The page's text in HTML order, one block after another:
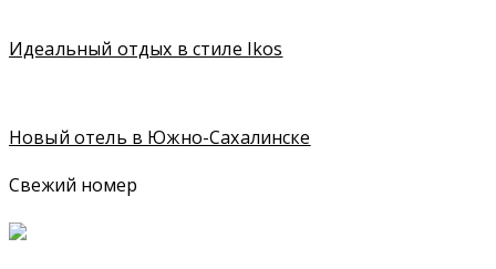
Идеальный отдых в стиле Ikos
Новый отель в Южно-Сахалинске
Свежий номер